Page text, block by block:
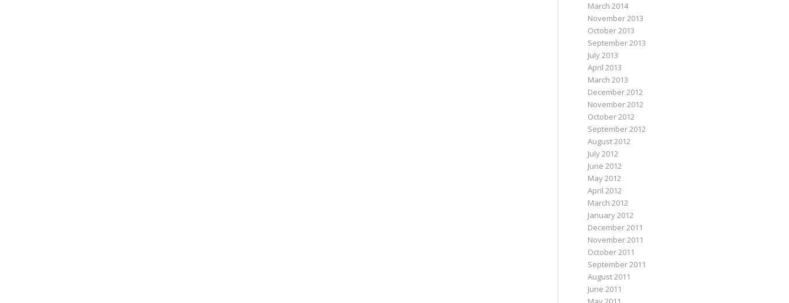
March 2014
November 2013
October 2013
September 2013
July 2013
April 2013
March 2013
December 2012
November 2012
October 2012
September 2012
August 2012
July 2012
June 2012
May 2012
April 2012
March 2012
January 2012
December 2011
November 2011
October 2011
September 2011
August 2011
June 2011